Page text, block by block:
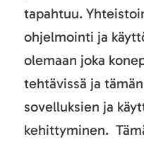
tapahtuu.
ohjelmointi ja
olemaan joka
tehtävissä ja
sovelluksien ja
kehittyminen.